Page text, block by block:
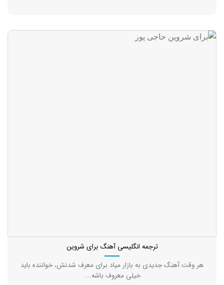
ترجمه انگلیسی آهنگ برای شروین
هر وقت آهنگ جدیدی به بازار میاد برای معرف شدنش، خواننده باید
خیلی معروف باشه....